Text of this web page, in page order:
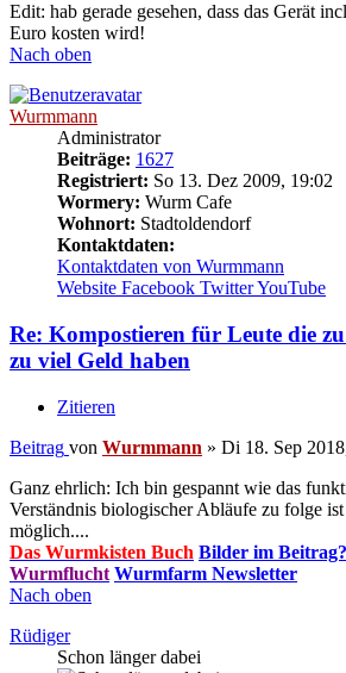
Edit: hab gerade gesehen, dass das Gerät
Euro kosten wird!
Nach oben
Wurmmann
Administrator
Beiträge: 1627
Registriert: So 13. Dez 2009, 19:02
Wormery: Wurm Cafe
Wohnort: Stadtoldendorf
Kontaktdaten:
Kontaktdaten von Wurmmann
Website Facebook TwitterYouTube
Re: Kompostieren für Leute die
zu viel Geld haben
Zitieren
Beitrag von Wurmmann » Di 18. Sep
Ganz ehrlich: Ich bin gespannt wie das
Verständnis biologischer Abläufe zu folge
möglich....
Das Wurmkisten Buch Bilder im Beitrag?
Wurmflucht Wurmfarm Newsletter
Nach oben
Rüdiger
Schon länger dabei